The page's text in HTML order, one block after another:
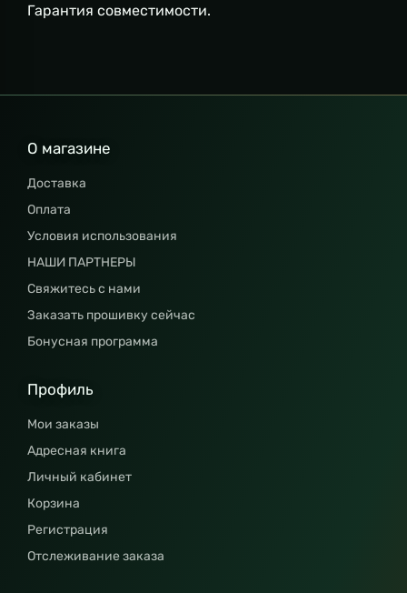
Гарантия совместимости.
О магазине
Доставка
Оплата
Условия использования
НАШИ ПАРТНЕРЫ
Свяжитесь с нами
Заказать прошивку сейчас
Бонусная программа
Профиль
Мои заказы
Адресная книга
Личный кабинет
Корзина
Регистрация
Отслеживание заказа